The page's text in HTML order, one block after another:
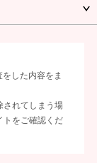
した内容をま
されてしまう場
トをご確認くだ